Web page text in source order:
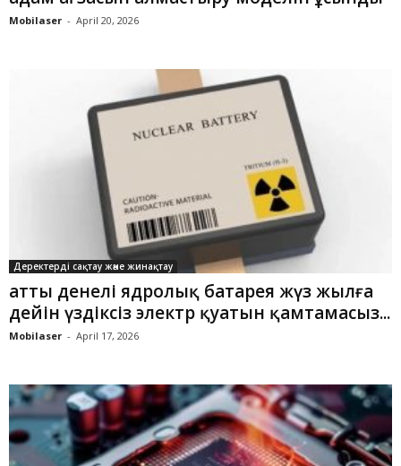
Mobilaser - April 20, 2026
Деректерді сақтау және жинақтау
Қатты денелі ядролық батарея жүз жылға
дейін үздіксіз электр қуатын қамтамасыз...
Mobilaser - April 17, 2026